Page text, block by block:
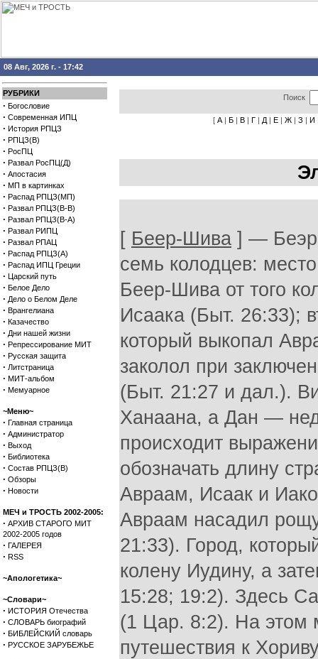
08 Авг, 2026 г. - 17:42
РУБРИКИ
· Богословие
· Современная ИПЦ
· История РПЦЗ
· РПЦЗ(В)
· РосПЦ
· Развал РосПЦ(Д)
· Апостасия
· МП в картинках
· Распад РПЦЗ(МП)
· Развал РПЦЗ(В-В)
· Развал РПЦЗ(В-А)
· Развал РИПЦ
· Развал РПАЦ
· Распад РПЦЗ(А)
· Распад ИПЦ Греции
· Царский путь
· Белое Дело
· Дело о Белом Деле
· Врангелиана
· Казачество
· Дни нашей жизни
· Репрессирование МИТ
· Русская защита
· Литстраница
· МИТ-альбом
· Мемуарное
~Меню~
· Главная страница
· Администратор
· Выход
· Библиотека
· Состав РПЦЗ(В)
· Обзоры
· Новости
МЕЧ и ТРОСТЬ 2002-2005:
· АРХИВ СТАРОГО МИТ
2002-2005 годов
· ГАЛЕРЕЯ
· RSS
~Апологетика~
~Словари~
· ИСТОРИЯ Отечества
· СЛОВАРЬ биографий
· БИБЛЕЙСКИЙ словарь
· РУССКОЕ ЗАРУБЕЖЬЕ
Поиск
[ А | Б | В | Г | Д | Е | Ж | З | И
[ Беер-Шива ] —
семь колодцев:
Беер-Шива от того
Исаака (Быт. 26:33);
который выкопал
заколол при
(Быт. 21:27 и дал.).
Ханаана, а Дан —
происходит
обозначать длину
Авраам, Исаак и
Авраам насадил
21:33). Город,
колену Иудину, а
15:28; 19:2). Здесь
(1 Цар. 8:2). На этом
путешествия к